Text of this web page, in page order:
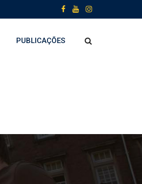
PUBLICAÇÕES